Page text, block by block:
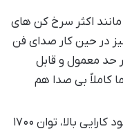
مانند اکثر سرخ کن های
در حین کار صدای فن
حد معمول و قابل
کاملاً بی صدا هم
با وجود کارایی بالا، توان ۱۷۰۰